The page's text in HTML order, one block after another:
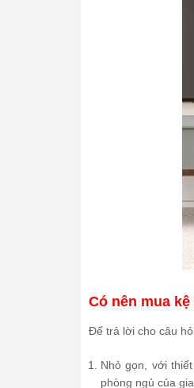
Có nên mua
Để trả lời cho câu
Nhỏ gọn, với
phòng ngủ của